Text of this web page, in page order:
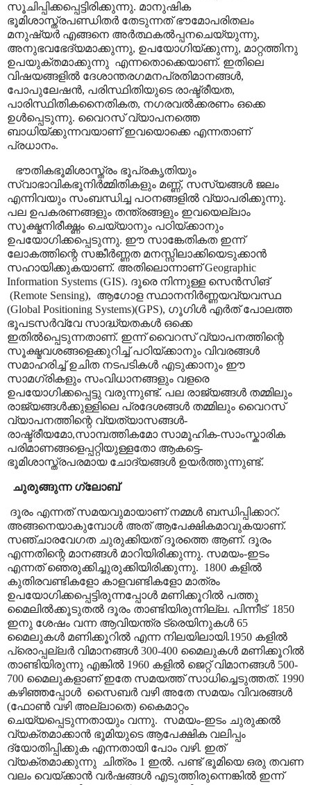
സൂചിപ്പിക്കപ്പെട്ടിരിക്കുന്നു. മാനുഷിക
ഭൂമിശാസ്ത്രപണ്ഡിതർ തേടുന്നത് ഭൗമോപരിതലം
മനുഷ്യർ എങ്ങനെ അർത്ഥകൽപ്പനചെയ്യുന്നു,
അനുഭവഭേദ്യമാക്കുന്നു, ഉപയോഗിയ്ക്കുന്നു, മാറ്റത്തിനു
ഉപയുക്തമാക്കുന്നു എന്നതൊക്കെയാണ്. ഇതിലെ
വിഷയങ്ങളിൽ ദേശാന്തരഗമനപ്രതിമാനങ്ങൾ,
പോപുലേഷൻ, പരിസ്ഥിതിയുടെ രാഷ്ട്രീയത,
പാരിസ്ഥിതികനൈതികത, നഗരവൽക്കരണം ഒക്കെ
ഉൾപ്പെടുന്നു. വൈറസ് വ്യാപനത്തെ
ബാധിയ്ക്കുന്നവയാണ് ഇവയൊക്കെ എന്നതാണ്
പ്രധാനം.
ഭൗതികഭൂമിശാസ്ത്രം ഭൂപ്രകൃതിയും
സ്വാഭാവികഭൂനിർമ്മിതികളും മണ്ണ്, സസ്യങ്ങൾ ജലം
എന്നിവയും സംബന്ധിച്ച പഠനങ്ങളിൽ വ്യാപരിക്കുന്നു.
പല ഉപകരണങ്ങളും തന്ത്രങ്ങളും ഇവയെല്ലാം
സൂക്ഷ്മനിരീക്ഷ്ണം ചെയ്യാനും പഠിയ്ക്കാനും
ഉപയോഗിക്കപ്പെടുന്നു. ഈ സാങ്കേതികത ഇന്ന്
ലോകത്തിന്റെ സങ്കീർണ്ണത മനസ്സിലാക്കിയെടുക്കാൻ
സഹായിക്കുകയാണ്. അതിലൊന്നാണ്Geographic
Information Systems (GIS). ദൂരെ നിന്നുള്ള സെൻസിങ്
(Remote Sensing), ആഗോള സ്ഥാനനിർണ്ണയവ്യവസ്ഥ
(Global Positioning Systems)(GPS), ഗൂഗിൾ എർത് പോലത്ത
ഭൂപടസർവ്വേ സാദ്ധ്യതകൾ ഒക്കെ
ഇതിൽപ്പെടുന്നതാണ്. ഇന്ന് വൈറസ് വ്യാപനത്തിന്റെ
സൂക്ഷ്മവശങ്ങളെക്കുറിച്ച് പഠിയ്ക്കാനും വിവരങ്ങൾ
സമാഹരിച്ച് ഉചിത നടപടികൾ എടുക്കാനും ഈ
സാമഗ്രികളും സംവിധാനങ്ങളും വളരെ
ഉപയോഗിക്കപ്പെട്ടു വരുന്നുണ്ട്. പല രാജ്യങ്ങൾ തമ്മിലും
രാജ്യങ്ങൾക്കുള്ളിലെ പ്രദേശങ്ങൾ തമ്മിലും വൈറസ്
വ്യാപനത്തിന്റെ വ്യത്യാസങ്ങൾ-
രാഷ്ട്രീയമോ,സാമ്പത്തികമോ സാമൂഹിക-സാംസ്കാരിക
പരിമാണങ്ങളെപ്പറ്റിയുള്ളതോ ആകട്ടെ-
ഭൂമിശാസ്ത്രപരമായ ചോദ്യങ്ങൾ ഉയർത്തുന്നുണ്ട്.
ചുരുങ്ങുന്ന ഗ്ലോബ്
ദൂരം എന്നത് സമയവുമായാണ് നമ്മൾ ബന്ധിപ്പിക്കാറ്.
അങ്ങനെയാകുമ്പോൾ അത് ആപേക്ഷികമാവുകയാണ്.
സഞ്ചാരവേഗത ചുരുക്കിയത് ദൂരത്തെ ആണ്. ദൂരം
എന്നതിന്റെ മാനങ്ങൾ മാറിയിരിക്കുന്നു. സമയം-ഇടം
എന്നത് ഞെരുക്കിച്ചുരുക്കിയിരിക്കുന്നു. 1800 കളിൽ
കുതിരവണ്ടികളോ കാളവണ്ടികളോ മാത്രം
ഉപയോഗിക്കപ്പെട്ടിരുന്നപ്പോൾ മണിക്കൂറിൽ പത്തു
മൈലിൽക്കൂടുതൽ ദൂരം താണ്ടിയിരുന്നില്ല. പിന്നീട് 1850
ഇനു ശേഷം വന്ന ആവിയന്ത്ര ട്രെയിനുകൾ 65
മൈലുകൾ മണിക്കൂറിൽ എന്ന നിലയിലായി.1950 കളിൽ
പ്രൊപ്പല്ലർ വിമാനങ്ങൾ 300-400 മൈലുകൾ മണിക്കൂറിൽ
താണ്ടിയിരുന്നു എങ്കിൽ 1960 കളിൽ ജെറ്റ് വിമാനങ്ങൾ 500-
700 മൈലുകളാണ് ഇതേ സമയത്ത് സാധിച്ചെടുത്തത്. 1990
കഴിഞ്ഞപ്പോൾ സൈബർ വഴി അതേ സമയം വിവരങ്ങൾ
(ഫോൺ വഴി അല്ലാതെ) കൈമാറ്റം
ചെയ്യപ്പെടുന്നതായും വന്നു. സമയം-ഇടം ചുരുക്കൽ
വ്യക്തമാക്കാൻ ഭൂമിയുടെ ആപേക്ഷിക വലിപ്പം
ദ്യോതിപ്പിക്കുക എന്നതായി പോം വഴി. ഇത്
വ്യക്തമാക്കുന്നു
ചിത്രം 1 ഇൽ. പണ്ട് ഭൂമിയെ ഒരു തവണ
വലം വെയ്ക്കാൻ വർഷങ്ങൾ എടുത്തിരുന്നെങ്കിൽ ഇന്ന്